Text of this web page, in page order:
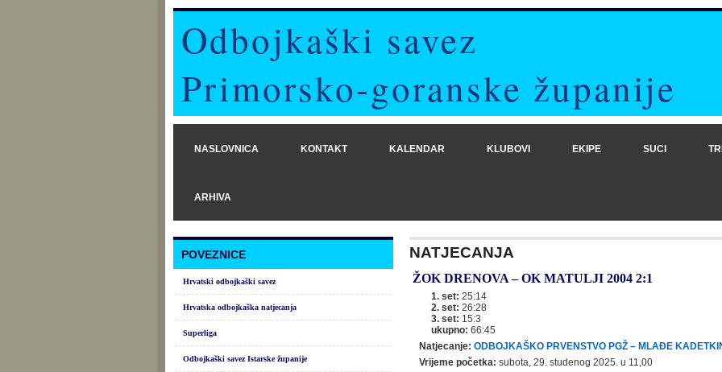
Odbojkaški savez
Primorsko-goranske županije
NASLOVNICA KONTAKT KALENDAR KLUBOVI EKIPE SUCI
ARHIVA
POVEZNICE
Hrvatski odbojkaški savez
Hrvatska odbojkaška natjecanja
Superliga
Odbojkaški savez Istarske županije
NATJECANJA
ŽOK DRENOVA–OK MATULJI 20042:1
1. set: 25:14
2. set: 26:28
3. set: 15:3
ukupno: 66:45
Natjecanje: ODBOJKAŠKO PRVENSTVO PGŽ – MLAĐE
Vrijeme početka: subota, 29. studenog 2025. u 11,00